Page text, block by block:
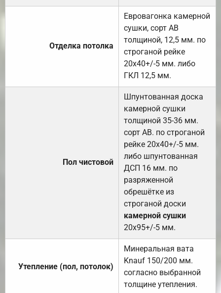
Отделка потолка
Евровагонка камерной
сушки, сорт АВ
толщиной, 12,5 мм. по
строганой рейке
20х40+/-5 мм. либо
ГКЛ 12,5 мм.
Пол чистовой
Шпунтованная доска
камерной сушки
толщиной 35-36 мм.
сорт АВ. по строганой
рейке 20х40+/-5 мм.
либо шпунтованная
ДСП 16 мм. по
разряженной
обрешётке из
строганой доски
камерной сушки
20х95+/-5 мм.
Утепление (пол, потолок)
Минеральная вата
Knauf 150/200 мм.
согласно выбранной
толщине утепления.